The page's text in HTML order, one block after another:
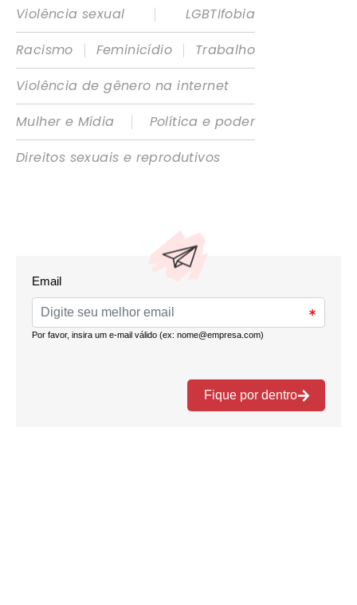
Violência sexual |
LGBTIfobia
Racismo
| Feminicídio |
Trabalho
Violência de gênero na internet
Mulher e Mídia
|
Política e poder
Direitos sexuais e reprodutivos